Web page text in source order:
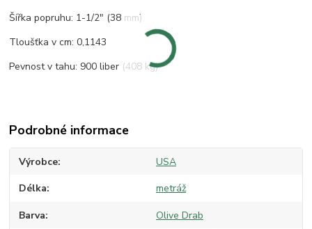
Šířka popruhu: 1-1/2" (38 mm)
Tloušťka v cm: 0,1143
Pevnost v tahu: 900 liber (408 kg)
Podrobné informace
Výrobce USA
Délka metráž
Barva Olive Drab